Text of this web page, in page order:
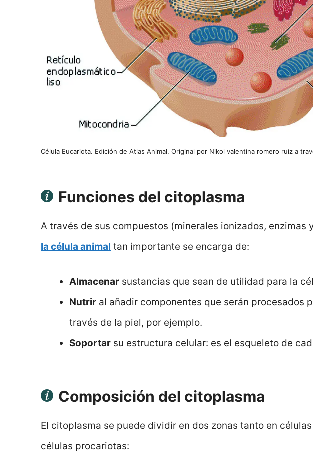
Célula Eucariota. Edición de Atlas Animal. Original por Nikol valentina romero ruiz a
Funciones del citoplasma
A través de sus compuestos (minerales ionizados, enzimas
la célula animal tan importante se encarga de:
Almacenar sustancias que sean de utilidad para la
Nutrir al añadir componentes que serán procesados
través de la piel, por ejemplo.
Soportar su estructura celular: es el esqueleto de
Composición del citoplasma
El citoplasma se puede dividir en dos zonas tanto en
células procariotas: